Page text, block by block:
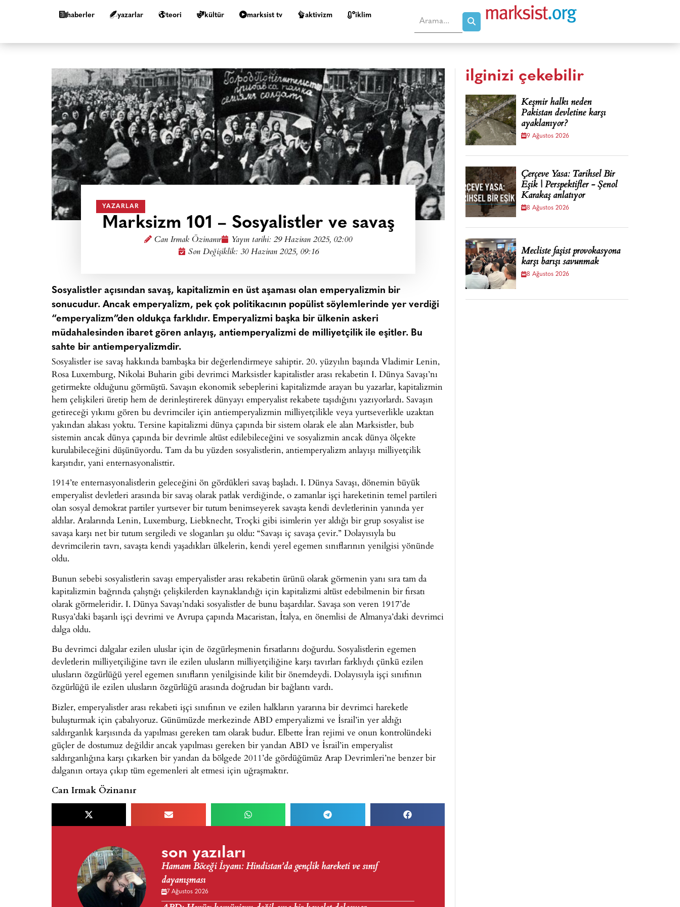
haberler yazarlar teori kültür marksist tv aktivizm i̇klim
YAZARLAR
Marksizm 101 – Sosyalistler ve savaş
Can Irmak Özinanır Yayın tarihi: 29 Haziran 2025, 02:00
Son Değişiklik: 30 Haziran 2025, 09:16
Sosyalistler açısından savaş, kapitalizmin en üst aşaması olan emperyalizmin bir
sonucudur. Ancak emperyalizm, pek çok politikacının popülist söylemlerinde yer verdiği
“emperyalizm”den oldukça farklıdır. Emperyalizmi başka bir ülkenin askeri
müdahalesinden ibaret gören anlayış, antiemperyalizmi de milliyetçilik ile eşitler. Bu
sahte bir antiemperyalizmdir.
Sosyalistler ise savaş hakkında bambaşka bir değerlendirmeye sahiptir. 20. yüzyılın başında Vladimir Lenin,
Rosa Luxemburg, Nikolai Buharin gibi devrimci Marksistler kapitalistler arası rekabetin I. Dünya Savaşı’nı
getirmekte olduğunu görmüştü. Savaşın ekonomik sebeplerini kapitalizmde arayan bu yazarlar, kapitalizmin
hem çelişkileri üretip hem de derinleştirerek dünyayı emperyalist rekabete taşıdığını yazıyorlardı. Savaşın
getireceği yıkımı gören bu devrimciler için antiemperyalizmin milliyetçilikle veya yurtseverlikle uzaktan
yakından alakası yoktu. Tersine kapitalizmi dünya çapında bir sistem olarak ele alan Marksistler, bub
sistemin ancak dünya çapında bir devrimle altüst edilebileceğini ve sosyalizmin ancak dünya ölçekte
kurulabileceğini düşünüyordu. Tam da bu yüzden sosyalistlerin, antiemperyalizm anlayışı milliyetçilik
karşıtıdır, yani enternasyonalisttir.
1914’te enternasyonalistlerin geleceğini ön gördükleri savaş başladı. I. Dünya Savaşı, dönemin büyük
emperyalist devletleri arasında bir savaş olarak patlak verdiğinde, o zamanlar işçi hareketinin temel partileri
olan sosyal demokrat partiler yurtsever bir tutum benimseyerek savaşta kendi devletlerinin yanında yer
aldılar. Aralarında Lenin, Luxemburg, Liebknecht, Troçki gibi isimlerin yer aldığı bir grup sosyalist ise
savaşa karşı net bir tutum sergiledi ve sloganları şu oldu: “Savaşı iç savaşa çevir.” Dolayısıyla bu
devrimcilerin tavrı, savaşta kendi yaşadıkları ülkelerin, kendi yerel egemen sınıflarının yenilgisi yönünde
oldu.
Bunun sebebi sosyalistlerin savaşı emperyalistler arası rekabetin ürünü olarak görmenin yanı sıra tam da
kapitalizmin bağrında çalıştığı çelişkilerden kaynaklandığı için kapitalizmi altüst edebilmenin bir fırsatı
olarak görmeleridir. I. Dünya Savaşı’ndaki sosyalistler de bunu başardılar. Savaşa son veren 1917’de
Rusya’daki başarılı işçi devrimi ve Avrupa çapında Macaristan, İtalya, en önemlisi de Almanya’daki devrimci
dalga oldu.
Bu devrimci dalgalar ezilen uluslar için de özgürleşmenin fırsatlarını doğurdu. Sosyalistlerin egemen
devletlerin milliyetçiliğine tavrı ile ezilen ulusların milliyetçiliğine karşı tavırları farklıydı çünkü ezilen
ulusların özgürlüğü yerel egemen sınıfların yenilgisinde kilit bir önemdeydi. Dolayısıyla işçi sınıfının
özgürlüğü ile ezilen ulusların özgürlüğü arasında doğrudan bir bağlantı vardı.
Bizler, emperyalistler arası rekabeti işçi sınıfının ve ezilen halkların yararına bir devrimci hareketle
buluşturmak için çabalıyoruz. Günümüzde merkezinde ABD emperyalizmi ve İsrail’in yer aldığı
saldırganlık karşısında da yapılması gereken tam olarak budur. Elbette İran rejimi ve onun kontrolündeki
güçler de dostumuz değildir ancak yapılması gereken bir yandan ABD ve İsrail’in emperyalist
saldırganlığına karşı çıkarken bir yandan da bölgede 2011’de gördüğümüz Arap Devrimleri’ne benzer bir
dalganın ortaya çıkıp tüm egemenleri alt etmesi için uğraşmaktır.
Can Irmak Özinanır
son yazıları
Hamam Böceği İsyanı: Hindistan’da gençlik hareketi ve sınıf
dayanışması
7 Ağustos 2026
ilginizi çekebilir
Keşmir halkı neden
Pakistan devletine karşı
ayaklanıyor?
9 Ağustos 2026
Çerçeve Yasa: Tarihsel Bir
Eşik | Perspektifler - Şenol
Karakaş anlatıyor
8 Ağustos 2026
Mecliste faşist provokasyona
karşı barışı savunmak
8 Ağustos 2026